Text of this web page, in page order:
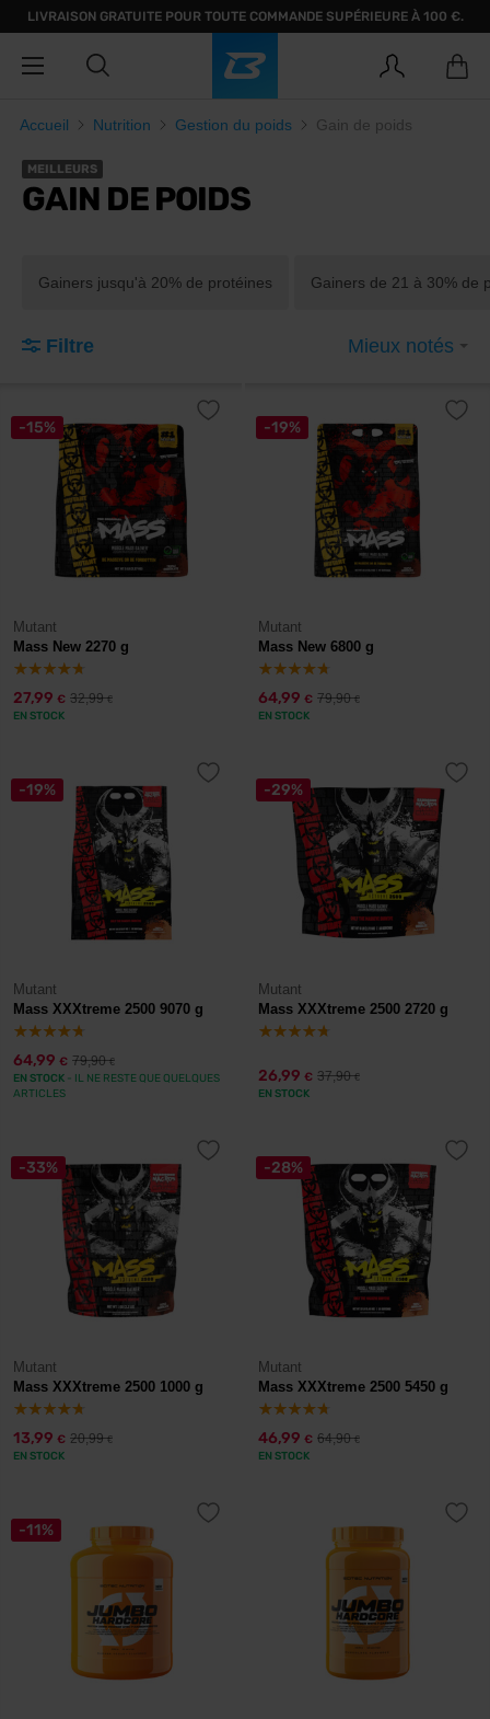
LIVRAISON GRATUITE POUR TOUTE COMMANDE SUPÉRIEURE À 100 €.
Accueil Nutrition Gestion du poids Gain de poids
MEILLEURS
GAIN DE POIDS
Gainers jusqu'à 20% de protéines Gainers de 21 à 30% de
Filtre Mieux notés
-15%
Mutant
Mass New 2270 g
27,99 € 32,99€
EN STOCK
-19%
Mutant
Mass New 6800 g
64,99 € 79,90€
EN STOCK
-19%
Mutant
Mass XXXtreme 2500 9070 g
64,99 € 79,90€
EN STOCK - IL NE RESTE QUE QUELQUES
ARTICLES
-29%
Mutant
Mass XXXtreme 2500 2720 g
26,99 € 37,90€
EN STOCK
-33%
Mutant
Mass XXXtreme 2500 1000 g
13,99 € 20,99€
EN STOCK
-28%
Mutant
Mass XXXtreme 2500 5450 g
46,99 € 64,90€
EN STOCK
-11%